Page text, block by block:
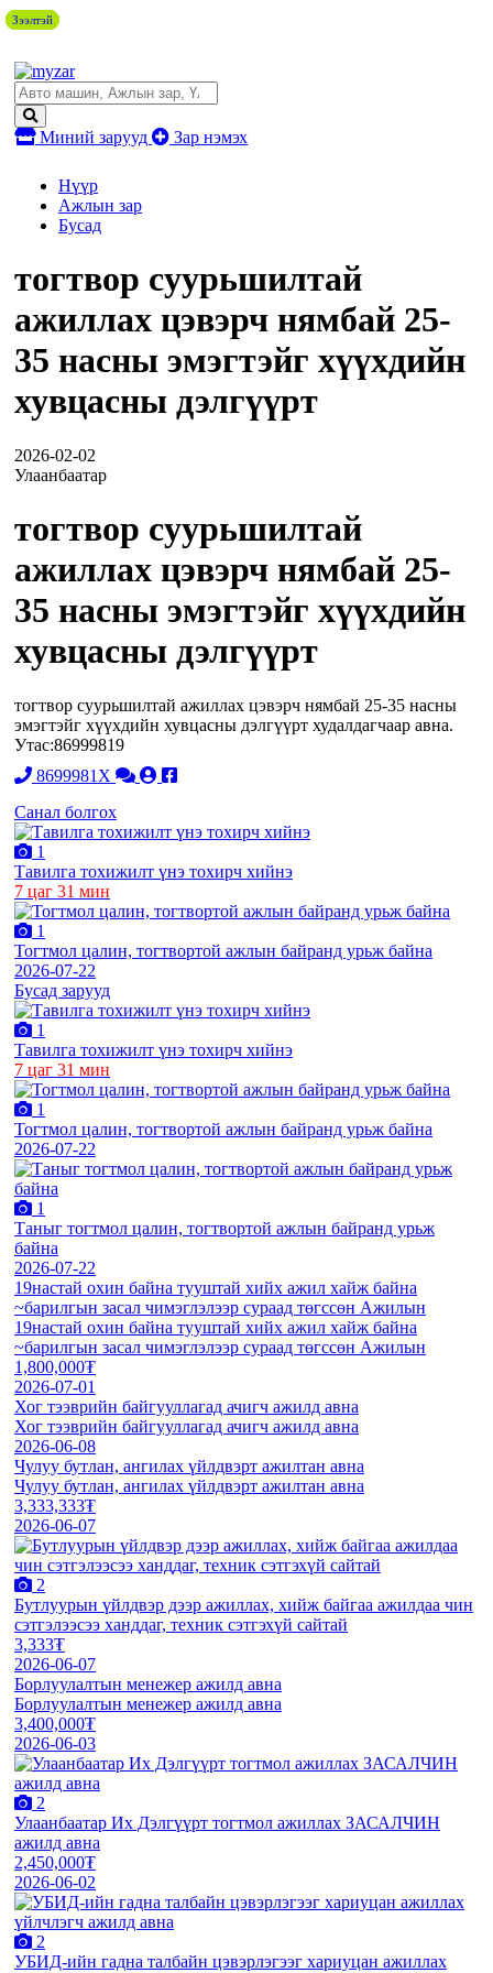
Миний зарууд Зар нэмэх
Нүүр
Ажлын зар
Бусад
тогтвор суурьшилтай
ажиллах цэвэрч нямбай 25-
35 насны эмэгтэйг хүүхдийн
хувцасны дэлгүүрт
2026-02-02
Улаанбаатар
тогтвор суурьшилтай
ажиллах цэвэрч нямбай 25-
35 насны эмэгтэйг хүүхдийн
хувцасны дэлгүүрт
тогтвор суурьшилтай ажиллах цэвэрч нямбай 25-35 насны
эмэгтэйг хүүхдийн хувцасны дэлгүүрт худалдагчаар авна.
Утас:86999819
8699981X
Санал болгох
1
Тавилга тохижилт үнэ тохирч хийнэ
7 цаг 31 мин
1
Тогтмол цалин, тогтвортой ажлын байранд урьж байна
2026-07-22
Бусад зарууд
1
Тавилга тохижилт үнэ тохирч хийнэ
7 цаг 31 мин
1
Тогтмол цалин, тогтвортой ажлын байранд урьж байна
2026-07-22
1
Таныг тогтмол цалин, тогтвортой ажлын байранд урьж
байна
2026-07-22
19настай охин байна тууштай хийх ажил хайж байна
~барилгын засал чимэглэлээр сураад төгссөн Ажилын
Зээлтэй
19настай охин байна тууштай хийх ажил хайж байна
~барилгын засал чимэглэлээр сураад төгссөн Ажилын
1,800,000₮
2026-07-01
Хог тээврийн байгууллагад ачигч ажилд авна
Хог тээврийн байгууллагад ачигч ажилд авна
2026-06-08
Чулуу бутлан, ангилах үйлдвэрт ажилтан авна
Зээлтэй
Чулуу бутлан, ангилах үйлдвэрт ажилтан авна
3,333,333₮
2026-06-07
2
Бутлуурын үйлдвэр дээр ажиллах, хийж байгаа ажилдаа чин
сэтгэлээсээ ханддаг, техник сэтгэхүй сайтай
3,333₮
2026-06-07
Борлуулалтын менежер ажилд авна
Зээлтэй
Борлуулалтын менежер ажилд авна
3,400,000₮
2026-06-03
Зээлтэй
2
Улаанбаатар Их Дэлгүүрт тогтмол ажиллах ЗАСАЛЧИН
ажилд авна
2,450,000₮
2026-06-02
Зээлтэй
2
УБИД-ийн гадна талбайн цэвэрлэгээг хариуцан ажиллах